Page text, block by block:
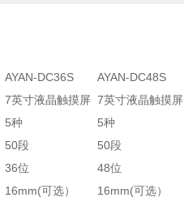
AYAN-DC36S AYAN-DC48S
7英寸液晶触摸屏 7英寸液晶触摸屏
5种 5种
50段 50段
36位 48位
16mm(可选） 16mm(可选）